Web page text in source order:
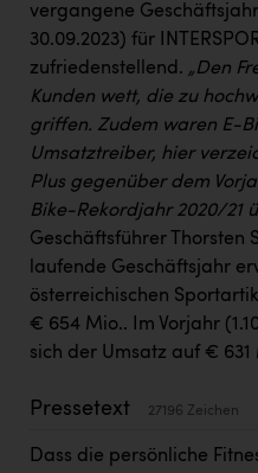
Immotech
INTERSPAR
INTERSPORT Austria
Jesolo
Jane Goodall Institute Austria
Kärcher
Karin Liedl
KEBA
KLIPP Frisör
Kleider Bauer
vergangene Geschäftsjahr
30.09.2023) für
zufriedenstellend. „Den
Kunden wett, die zu
griffen. Zudem waren E-
Umsatztreiber, hier
Plus gegenüber dem
Bike-Rekordjahr 2020/21
Geschäftsführer Thorsten
laufende Geschäftsjahr
österreichischen
€ 654 Mio.. Im Vorjahr
sich der Umsatz auf € 631
Pressetext 27196 Zeichen
Dass die persönliche